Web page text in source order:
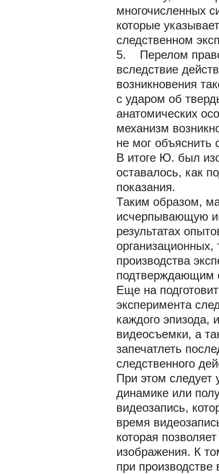
многочисленных
которые
следственном
5. Перелом
вследствие
возникновения
с ударом об
анатомических
механизм
не мог объяснить
В итоге Ю. был
оставалось, как
показания.
Таким образом,
исчерпывающую
результатах
организационных,
производства
подтверждающим
Еще на
эксперимента
каждого эпизода,
видеосъемки, а
запечатлеть
следственного
При этом следует
динамике или
видеозапись,
время
которая
изображения. К
при производстве